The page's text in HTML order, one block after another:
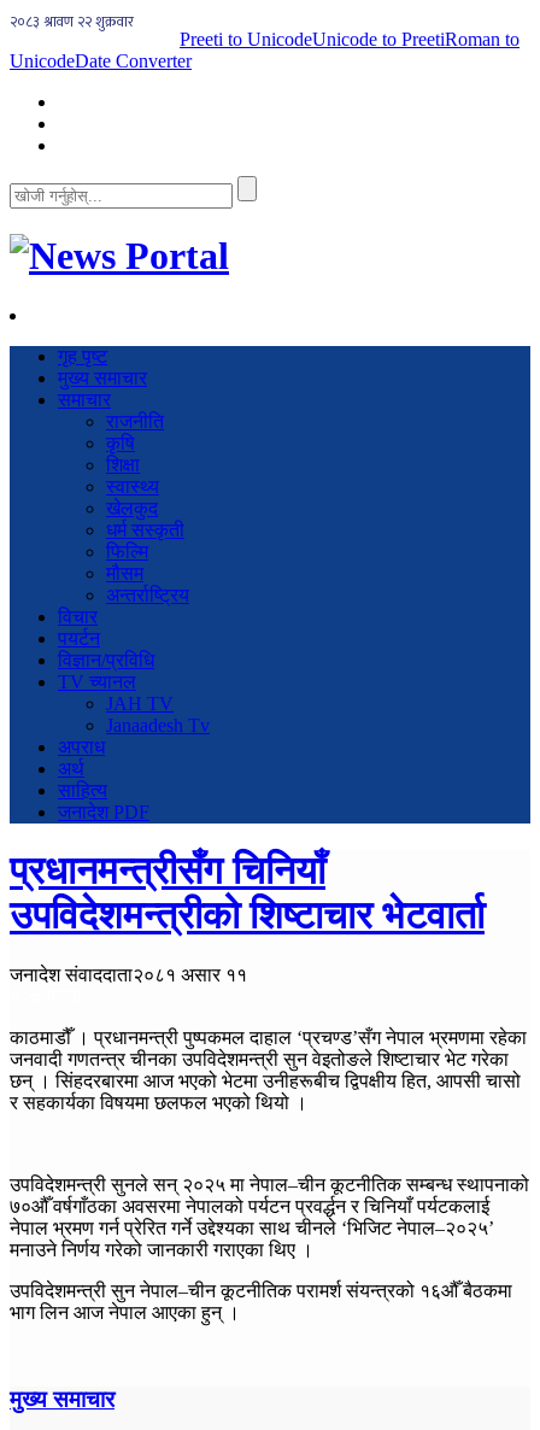
Preeti to UnicodeUnicode to PreetiRoman to
UnicodeDate Converter
गृह पृष्ट
मुख्य समाचार
समाचार
राजनीति
कृषि
शिक्षा
स्वास्थ्य
खेलकुद
धर्म सस्कृती
फिल्मि
मौसम
अन्तर्राष्ट्रिय
विचार
पयर्टन
विज्ञान/प्रविधि
TV च्यानल
JAH TV
Janaadesh Tv
अपराध
अर्थ
साहित्य
जनादेश PDF
प्रधानमन्त्रीसँग चिनियाँ
उपविदेशमन्त्रीको शिष्टाचार भेटवार्ता
जनादेश संवाददाता२०८१ असार ११
काठमाडौँ । प्रधानमन्त्री पुष्पकमल दाहाल ‘प्रचण्ड’सँग नेपाल भ्रमणमा रहेका
जनवादी गणतन्त्र चीनका उपविदेशमन्त्री सुन वेइतोङले शिष्टाचार भेट गरेका
छन् । सिंहदरबारमा आज भएको भेटमा उनीहरूबीच द्विपक्षीय हित, आपसी चासो
र सहकार्यका विषयमा छलफल भएको थियो ।
उपविदेशमन्त्री सुनले सन् २०२५ मा नेपाल–चीन कूटनीतिक सम्बन्ध स्थापनाको
७०औँ वर्षगाँठका अवसरमा नेपालको पर्यटन प्रवर्द्धन र चिनियाँ पर्यटकलाई
नेपाल भ्रमण गर्न प्रेरित गर्ने उद्देश्यका साथ चीनले ‘भिजिट नेपाल–२०२५’
मनाउने निर्णय गरेको जानकारी गराएका थिए ।
उपविदेशमन्त्री सुन नेपाल–चीन कूटनीतिक परामर्श संयन्त्रको १६औँ बैठकमा
भाग लिन आज नेपाल आएका हुन् ।
मुख्य समाचार